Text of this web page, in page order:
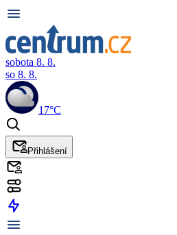
sobota 8. 8.
so 8. 8.
17°C
Přihlášení